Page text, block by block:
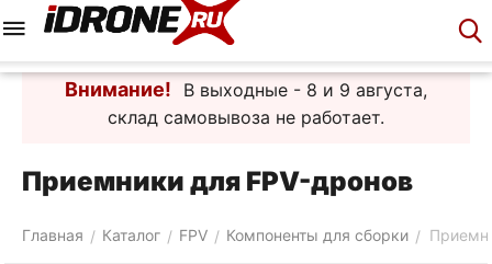
Внимание!
В выходные - 8 и 9 августа,
склад самовывоза не работает.
Приемники для FPV-дронов
Главная / Каталог / FPV / Компоненты для сборки /
Корзина